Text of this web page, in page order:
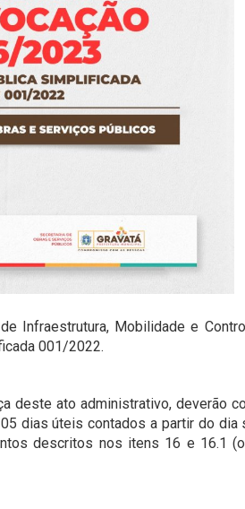
Infraestrutura, Mobilidade e
001/2022.
deste ato administrativo, deverão
dias úteis contados a partir do dia
descritos nos itens 16 e 16.1